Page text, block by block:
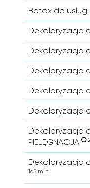
Botox do
Dekoloryzacja
Dekoloryzacja
Dekoloryzacja
Dekoloryzacja
Dekoloryzacja
Dekoloryzacja
PIELĘGNACJA
Dekoloryzacja
165 min